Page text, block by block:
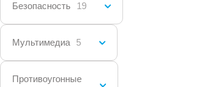
Безопасность 19
Мультимедиа 5
Противоугонные